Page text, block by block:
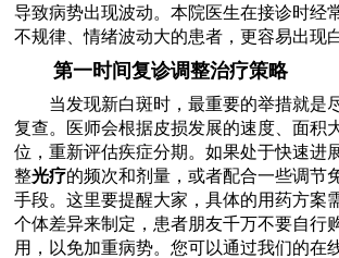
导致病势出现波动。本院医生在接诊时经
不规律、情绪波动大的患者，更容易出现
第一时间复诊调整治疗策略
当发现新白斑时，最重要的举措就是
复查。医师会根据皮损发展的速度、面积
位，重新评估疾症分期。如果处于快速进
整光疗的频次和剂量，或者配合一些调节
手段。这里要提醒大家，具体的用药方案
个体差异来制定，患者朋友千万不要自行
用，以免加重病势。您可以通过我们的在